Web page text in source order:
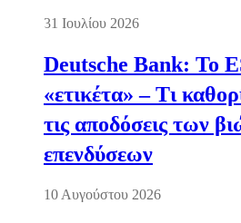
31 Ιουλίου 2026
Deutsche Bank: Το
«ετικέτα» – Τι
τις αποδόσεις των
επενδύσεων
10 Αυγούστου 2026